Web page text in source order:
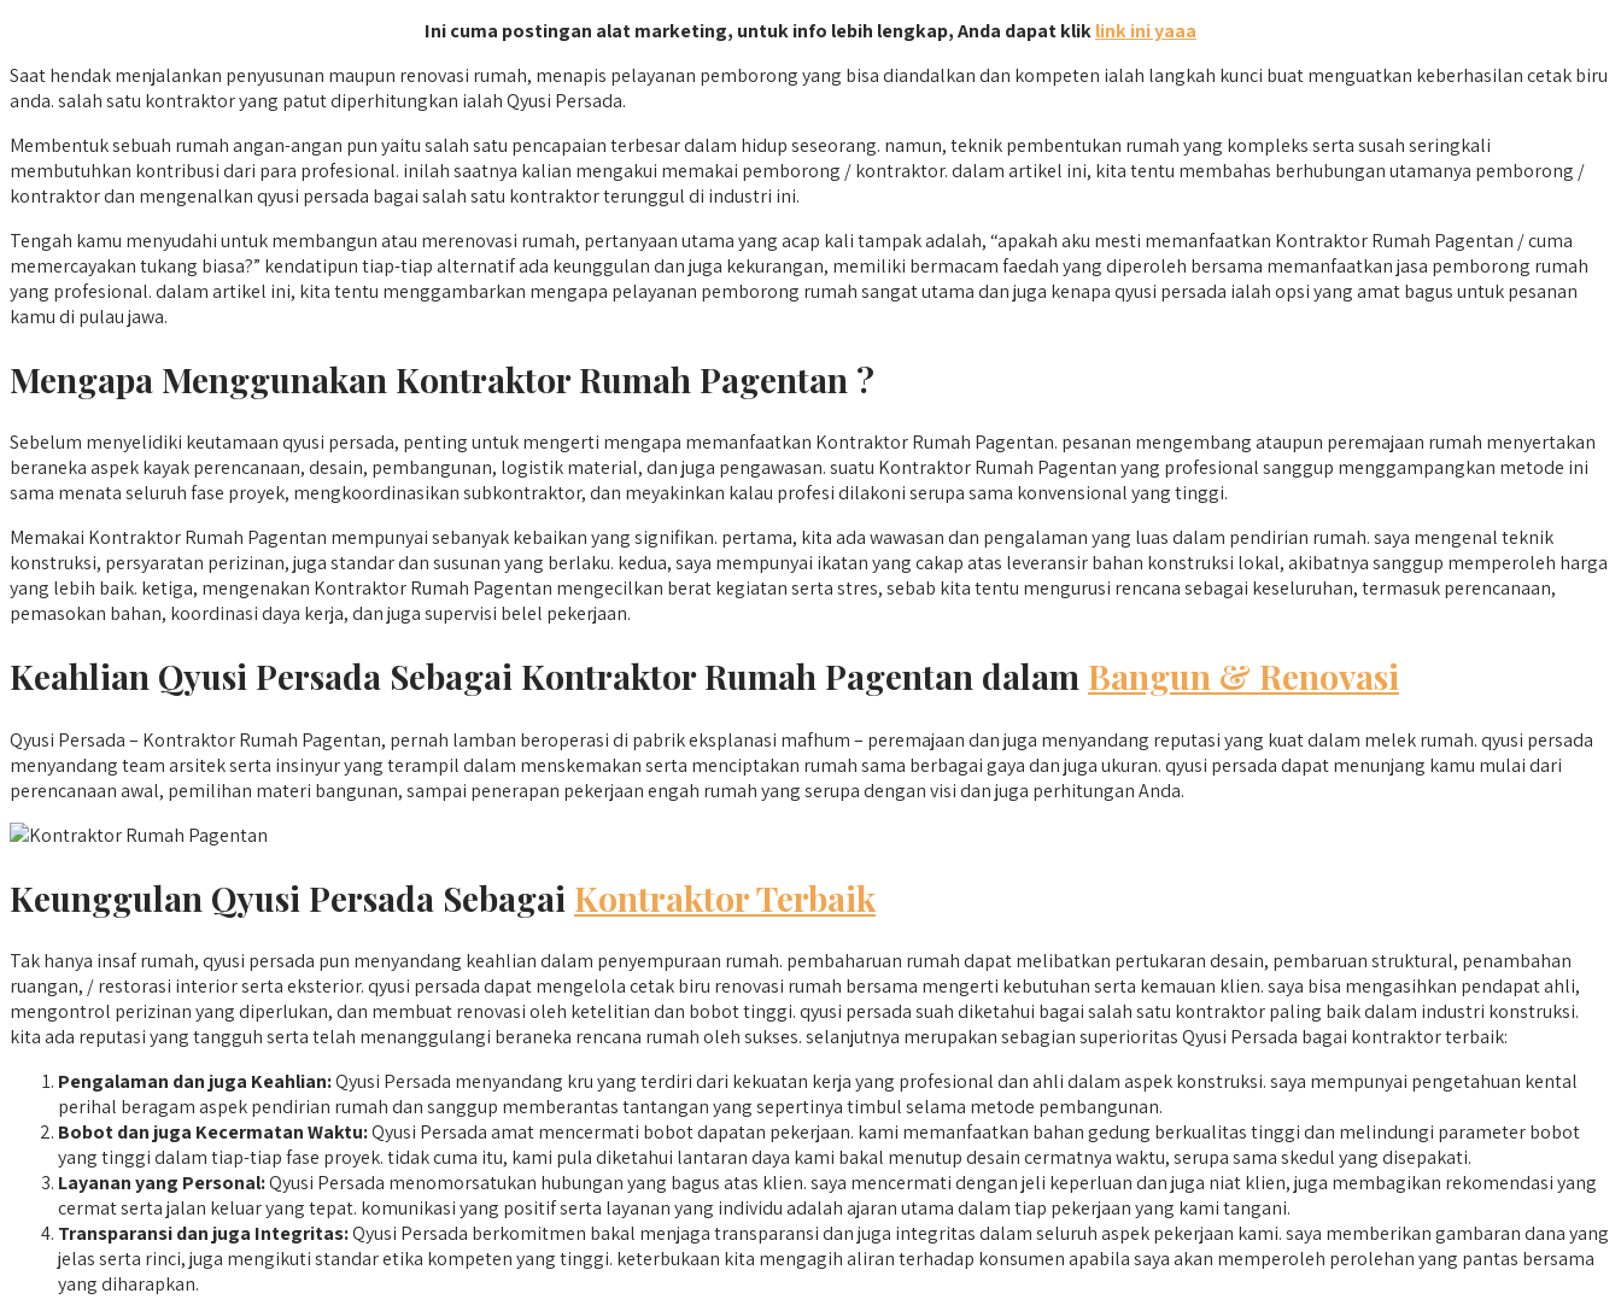
Ini cuma postingan alat marketing, untuk info lebih lengkap, Anda dapat kliklink ini yaaa
Saat hendak menjalankan penyusunan maupun renovasi rumah, menapis pelayanan pemborong yang bisa diandalkan dan kompeten ialah langkah kunci buat menguatkan keberhasilan cetak biru
anda. salah satu kontraktor yang patut diperhitungkan ialah Qyusi Persada.
Membentuk sebuah rumah angan-angan pun yaitu salah satu pencapaian terbesar dalam hidup seseorang. namun, teknik pembentukan rumah yang kompleks serta susah seringkali
membutuhkan kontribusi dari para profesional. inilah saatnya kalian mengakui memakai pemborong / kontraktor. dalam artikel ini, kita tentu membahas berhubungan utamanya pemborong /
kontraktor dan mengenalkan qyusi persada bagai salah satu kontraktor terunggul di industri ini.
Tengah kamu menyudahi untuk membangun atau merenovasi rumah, pertanyaan utama yang acap kali tampak adalah, “apakah aku mesti memanfaatkan Kontraktor Rumah Pagentan / cuma
memercayakan tukang biasa?” kendatipun tiap-tiap alternatif ada keunggulan dan juga kekurangan, memiliki bermacam faedah yang diperoleh bersama memanfaatkan jasa pemborong rumah
yang profesional. dalam artikel ini, kita tentu menggambarkan mengapa pelayanan pemborong rumah sangat utama dan juga kenapa qyusi persada ialah opsi yang amat bagus untuk pesanan
kamu di pulau jawa.
Mengapa Menggunakan Kontraktor Rumah Pagentan ?
Sebelum menyelidiki keutamaan qyusi persada, penting untuk mengerti mengapa memanfaatkan Kontraktor Rumah Pagentan. pesanan mengembang ataupun peremajaan rumah menyertakan
beraneka aspek kayak perencanaan, desain, pembangunan, logistik material, dan juga pengawasan. suatu Kontraktor Rumah Pagentan yang profesional sanggup menggampangkan metode ini
sama menata seluruh fase proyek, mengkoordinasikan subkontraktor, dan meyakinkan kalau profesi dilakoni serupa sama konvensional yang tinggi.
Memakai Kontraktor Rumah Pagentan mempunyai sebanyak kebaikan yang signifikan. pertama, kita ada wawasan dan pengalaman yang luas dalam pendirian rumah. saya mengenal teknik
konstruksi, persyaratan perizinan, juga standar dan susunan yang berlaku. kedua, saya mempunyai ikatan yang cakap atas leveransir bahan konstruksi lokal, akibatnya sanggup memperoleh harga
yang lebih baik. ketiga, mengenakan Kontraktor Rumah Pagentan mengecilkan berat kegiatan serta stres, sebab kita tentu mengurusi rencana sebagai keseluruhan, termasuk perencanaan,
pemasokan bahan, koordinasi daya kerja, dan juga supervisi belel pekerjaan.
Keahlian Qyusi Persada Sebagai Kontraktor Rumah Pagentan dalam Bangun & Renovasi
Qyusi Persada – Kontraktor Rumah Pagentan, pernah lamban beroperasi di pabrik eksplanasi mafhum – peremajaan dan juga menyandang reputasi yang kuat dalam melek rumah. qyusi persada
menyandang team arsitek serta insinyur yang terampil dalam menskemakan serta menciptakan rumah sama berbagai gaya dan juga ukuran. qyusi persada dapat menunjang kamu mulai dari
perencanaan awal, pemilihan materi bangunan, sampai penerapan pekerjaan engah rumah yang serupa dengan visi dan juga perhitungan Anda.
Keunggulan Qyusi Persada Sebagai Kontraktor Terbaik
Tak hanya insaf rumah, qyusi persada pun menyandang keahlian dalam penyempuraan rumah. pembaharuan rumah dapat melibatkan pertukaran desain, pembaruan struktural, penambahan
ruangan, / restorasi interior serta eksterior. qyusi persada dapat mengelola cetak biru renovasi rumah bersama mengerti kebutuhan serta kemauan klien. saya bisa mengasihkan pendapat ahli,
mengontrol perizinan yang diperlukan, dan membuat renovasi oleh ketelitian dan bobot tinggi. qyusi persada suah diketahui bagai salah satu kontraktor paling baik dalam industri konstruksi.
kita ada reputasi yang tangguh serta telah menanggulangi beraneka rencana rumah oleh sukses. selanjutnya merupakan sebagian superioritas Qyusi Persada bagai kontraktor terbaik:
Pengalaman dan juga Keahlian:Qyusi Persada menyandang kru yang terdiri dari kekuatan kerja yang profesional dan ahli dalam aspek konstruksi. saya mempunyai pengetahuan kental
perihal beragam aspek pendirian rumah dan sanggup memberantas tantangan yang sepertinya timbul selama metode pembangunan.
Bobot dan juga Kecermatan Waktu:Qyusi Persada amat mencermati bobot dapatan pekerjaan. kami memanfaatkan bahan gedung berkualitas tinggi dan melindungi parameter bobot
yang tinggi dalam tiap-tiap fase proyek. tidak cuma itu, kami pula diketahui lantaran daya kami bakal menutup desain cermatnya waktu, serupa sama skedul yang disepakati.
Layanan yang Personal:Qyusi Persada menomorsatukan hubungan yang bagus atas klien. saya mencermati dengan jeli keperluan dan juga niat klien, juga membagikan rekomendasi yang
cermat serta jalan keluar yang tepat. komunikasi yang positif serta layanan yang individu adalah ajaran utama dalam tiap pekerjaan yang kami tangani.
Transparansi dan juga Integritas:Qyusi Persada berkomitmen bakal menjaga transparansi dan juga integritas dalam seluruh aspek pekerjaan kami. saya memberikan gambaran dana yang
jelas serta rinci, juga mengikuti standar etika kompeten yang tinggi. keterbukaan kita mengagih aliran terhadap konsumen apabila saya akan memperoleh perolehan yang pantas bersama
yang diharapkan.